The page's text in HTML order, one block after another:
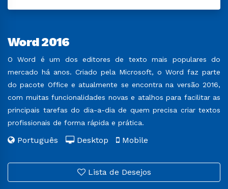
Word 2016
O Word é um dos editores de texto mais populares do
mercado há anos. Criado pela Microsoft, o Word faz parte
do pacote Office e atualmente se encontra na versão 2016,
com muitas funcionalidades novas e atalhos para facilitar as
principais tarefas do dia-a-dia de quem precisa criar textos
profissionais de forma rápida e prática.
Português Desktop Mobile
Lista de Desejos